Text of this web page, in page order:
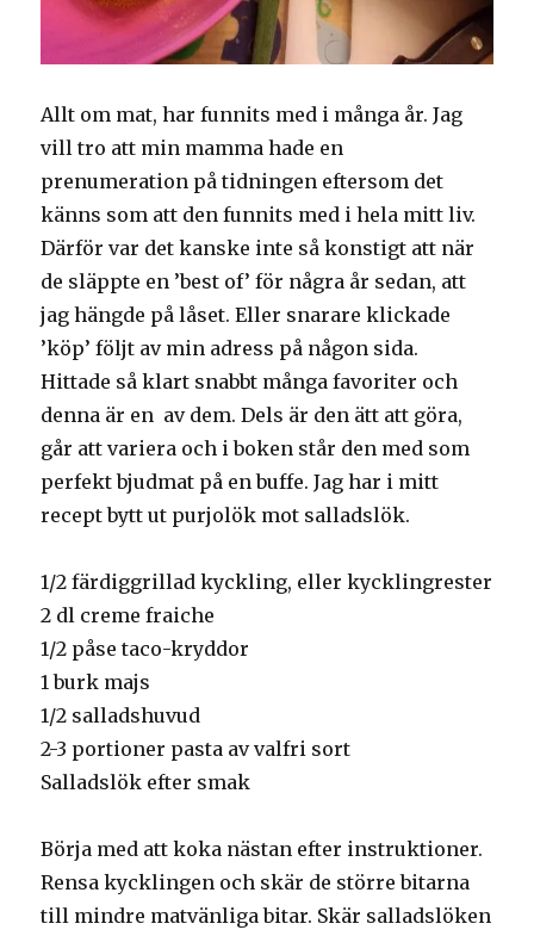
Allt om mat, har funnits med i många år. Jag
vill tro att min mamma hade en
prenumeration på tidningen eftersom det
känns som att den funnits med i hela mitt liv.
Därför var det kanske inte så konstigt att när
de släppte en ’best of’ för några år sedan, att
jag hängde på låset. Eller snarare klickade
’köp’ följt av min adress på någon sida.
Hittade så klart snabbt många favoriter och
denna är en av dem. Dels är den ätt att göra,
går att variera och i boken står den med som
perfekt bjudmat på en buffe. Jag har i mitt
recept bytt ut purjolök mot salladslök.
1/2 färdiggrillad kyckling, eller kycklingrester
2 dl creme fraiche
1/2 påse taco-kryddor
1 burk majs
1/2 salladshuvud
2-3 portioner pasta av valfri sort
Salladslök efter smak
Börja med att koka nästan efter instruktioner.
Rensa kycklingen och skär de större bitarna
till mindre matvänliga bitar. Skär salladslöken